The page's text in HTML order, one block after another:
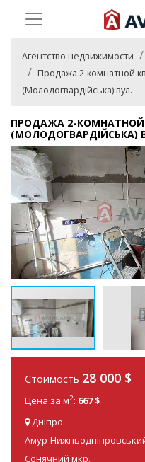
Агентство недвижимости
Продажа 2-комнатной
(Молодогвардійська) вул.
ПРОДАЖА 2-КОМНАТНОЙ
(МОЛОДОГВАРДІЙСЬКА)
Стоимость 28 000 $
Цена за м2: 667 $
Дніпро
Амур-
Сонячний мкр.